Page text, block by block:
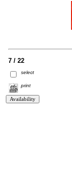
7 / 22
select
print